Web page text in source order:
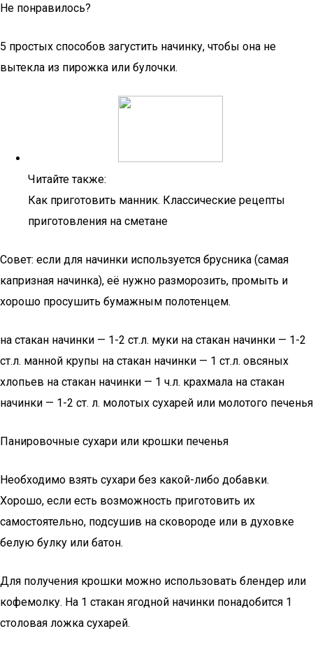
Не понравилось?
5 простых способов загустить начинку, чтобы она не
вытекла из пирожка или булочки.
Читайте также:
Как приготовить манник. Классические рецепты
приготовления на сметане
Совет: если для начинки используется брусника (самая
капризная начинка), её нужно разморозить, промыть и
хорошо просушить бумажным полотенцем.
на стакан начинки — 1-2 ст.л. муки на стакан начинки — 1-2
ст.л. манной крупы на стакан начинки — 1 ст.л. овсяных
хлопьев на стакан начинки — 1 ч.л. крахмала на стакан
начинки — 1-2 ст. л. молотых сухарей или молотого печенья
Панировочные сухари или крошки печенья
Необходимо взять сухари без какой-либо добавки.
Хорошо, если есть возможность приготовить их
самостоятельно, подсушив на сковороде или в духовке
белую булку или батон.
Для получения крошки можно использовать блендер или
кофемолку. На 1 стакан ягодной начинки понадобится 1
столовая ложка сухарей.